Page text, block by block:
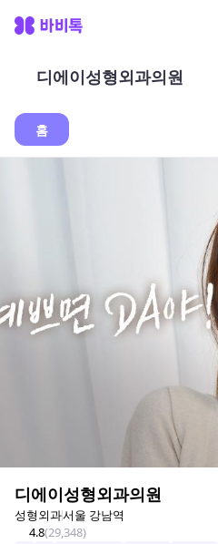
디에이성형외과의원
홈
디에이성형외과의원
성형외과서울 강남역
4.8(29,348)